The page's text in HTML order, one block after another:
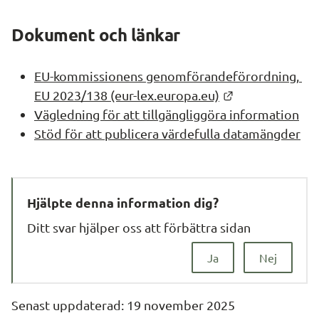
Dokument och länkar
EU-kommissionens genomförandeförordning,
EU 2023/138 (eur-lex.europa.eu)
Vägledning för att tillgängliggöra information
Stöd för att publicera värdefulla datamängder
Hjälpte denna information dig?
Nej
Ja
Ditt svar hjälper oss att förbättra sidan
Senast uppdaterad: 19 november 2025